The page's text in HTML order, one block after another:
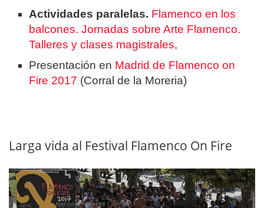
Actividades paralelas. Flamenco en los
balcones. Jornadas sobre Arte Flamenco.
Talleres y clases magistrales,
Presentación en Madrid de Flamenco on
Fire 2017 (Corral de la Moreria)
Larga vida al Festival Flamenco On Fire